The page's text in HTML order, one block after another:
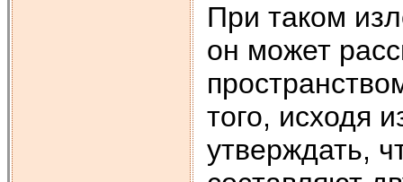
При таком
он может
того, исходя
утверждать,